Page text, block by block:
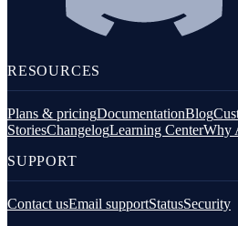
RESOURCES
Plans & pricingDocumentationBlog
StoriesChangelogLearning CenterWhy
SUPPORT
Contact usEmail supportStatusSecurity